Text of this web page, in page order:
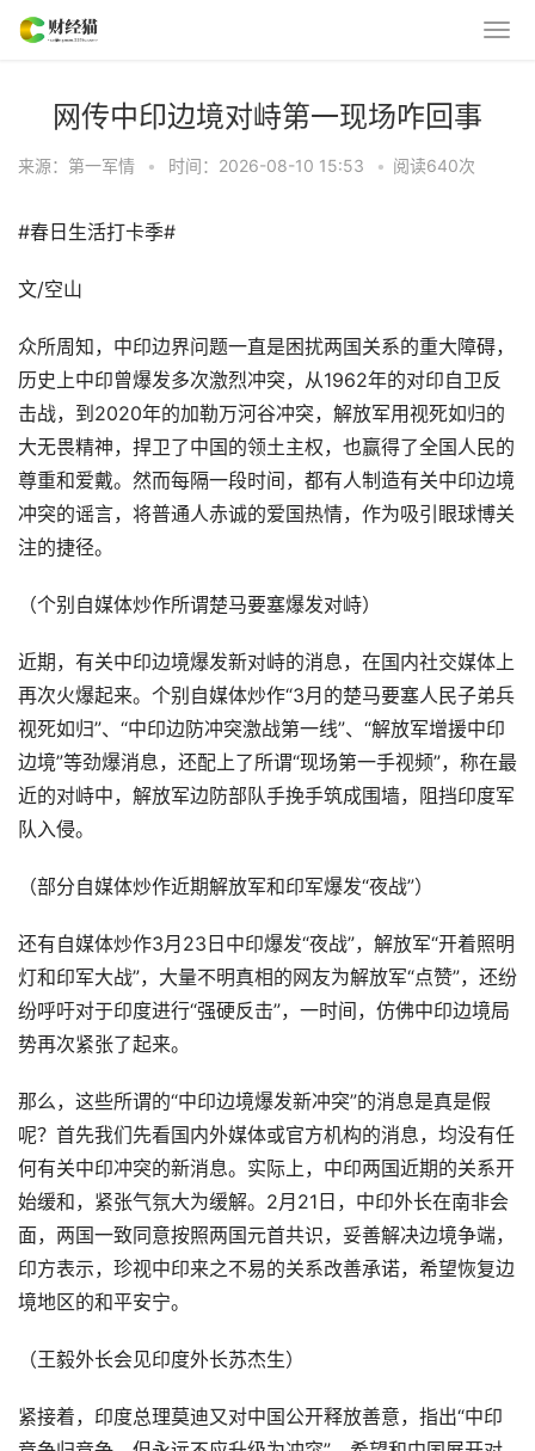
网传中印边境对峙第一现场咋回事
来源：第一军情 • 时间：2026-08-10 15:53 • 阅读640次
#春日生活打卡季#
文/空山
众所周知，中印边界问题一直是困扰两国关系的重大障碍，
历史上中印曾爆发多次激烈冲突，从1962年的对印自卫反
击战，到2020年的加勒万河谷冲突，解放军用视死如归的
大无畏精神，捍卫了中国的领土主权，也赢得了全国人民的
尊重和爱戴。然而每隔一段时间，都有人制造有关中印边境
冲突的谣言，将普通人赤诚的爱国热情，作为吸引眼球博关
注的捷径。
（个别自媒体炒作所谓楚马要塞爆发对峙）
近期，有关中印边境爆发新对峙的消息，在国内社交媒体上
再次火爆起来。个别自媒体炒作“3月的楚马要塞人民子弟兵
视死如归”、“中印边防冲突激战第一线”、“解放军增援中印
边境”等劲爆消息，还配上了所谓“现场第一手视频”，称在最
近的对峙中，解放军边防部队手挽手筑成围墙，阻挡印度军
队入侵。
（部分自媒体炒作近期解放军和印军爆发“夜战”）
还有自媒体炒作3月23日中印爆发“夜战”，解放军“开着照明
灯和印军大战”，大量不明真相的网友为解放军“点赞”，还纷
纷呼吁对于印度进行“强硬反击”，一时间，仿佛中印边境局
势再次紧张了起来。
那么，这些所谓的“中印边境爆发新冲突”的消息是真是假
呢？首先我们先看国内外媒体或官方机构的消息，均没有任
何有关中印冲突的新消息。实际上，中印两国近期的关系开
始缓和，紧张气氛大为缓解。2月21日，中印外长在南非会
面，两国一致同意按照两国元首共识，妥善解决边境争端，
印方表示，珍视中印来之不易的关系改善承诺，希望恢复边
境地区的和平安宁。
（王毅外长会见印度外长苏杰生）
紧接着，印度总理莫迪又对中国公开释放善意，指出“中印